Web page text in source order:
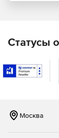
Статусы
Москва